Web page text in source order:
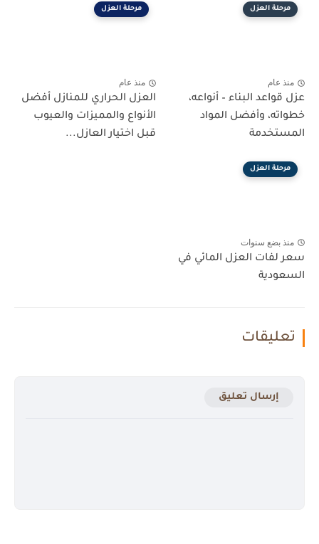
مرحلة العزل
منذ عام
عزل قواعد البناء – أنواعه،
خطواته، وأفضل المواد
المستخدمة
مرحلة العزل
منذ عام
العزل الحراري للمنازل أفضل
الأنواع والمميزات والعيوب
قبل اختيار العازل...
مرحلة العزل
منذ بضع سنوات
سعر لفات العزل المائي في
السعودية
تعليقات
إرسال تعليق